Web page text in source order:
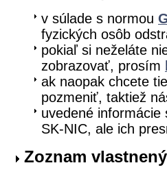
v súlade s normou
fyzických osôb
pokiaľ si neželáte
zobrazovať, prosím
ak naopak chcete
pozmeniť, taktiež
uvedené informácie
SK-NIC, ale ich
Zoznam